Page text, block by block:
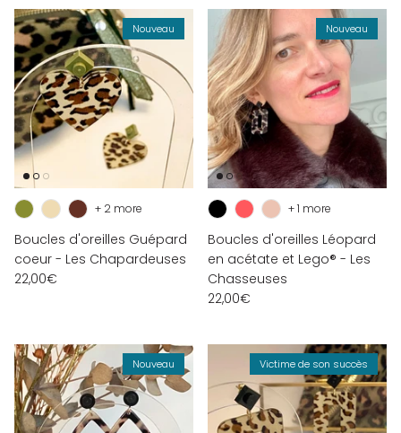
Nouveau
Boucles d'oreilles Guépard
coeur - Les Chapardeuses
22,00€
+ 2 more
Nouveau
Boucles d'oreilles Léopard
en acétate et Lego® - Les
Chasseuses
22,00€
+ 1 more
Nouveau Victime de son succès